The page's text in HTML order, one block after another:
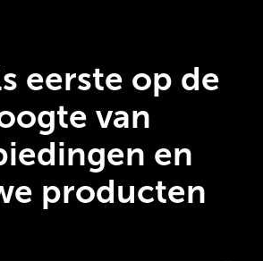
eerste op de
van
en
producten